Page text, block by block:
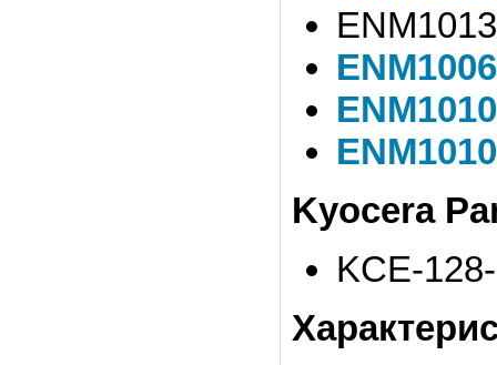
Kyocera
KCE-